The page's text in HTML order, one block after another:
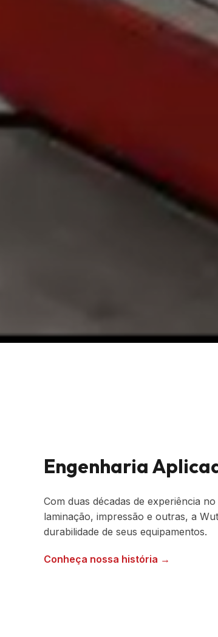
Engenharia
Com duas décadas de experiência
laminação, impressão e outras, a
durabilidade de seus equipamentos.
Conheça nossa história →